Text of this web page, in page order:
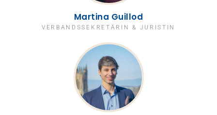
Martina Guillod
VERBANDSSEKRETÄRIN & JURISTIN